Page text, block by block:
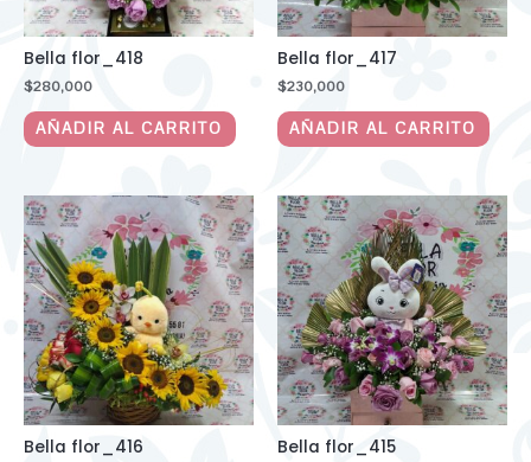
Bella flor_418
$280,000
AÑADIR AL CARRITO
Bella flor_417
$230,000
AÑADIR AL CARRITO
Bella flor_416 Bella flor_415